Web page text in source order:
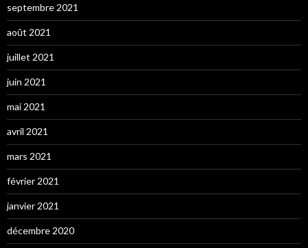
septembre 2021
août 2021
juillet 2021
juin 2021
mai 2021
avril 2021
mars 2021
février 2021
janvier 2021
décembre 2020